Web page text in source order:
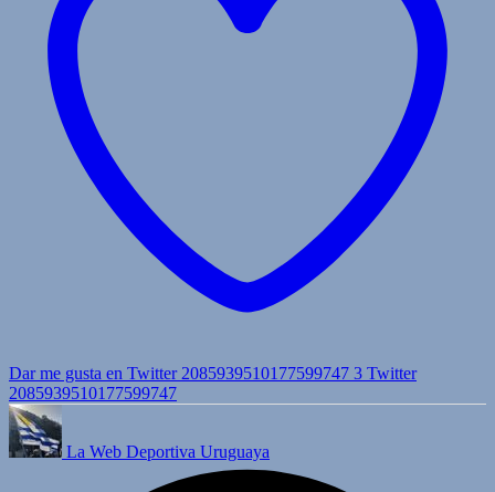
Dar me gusta en Twitter 2085939510177599747 3 Twitter
2085939510177599747
La Web Deportiva Uruguaya